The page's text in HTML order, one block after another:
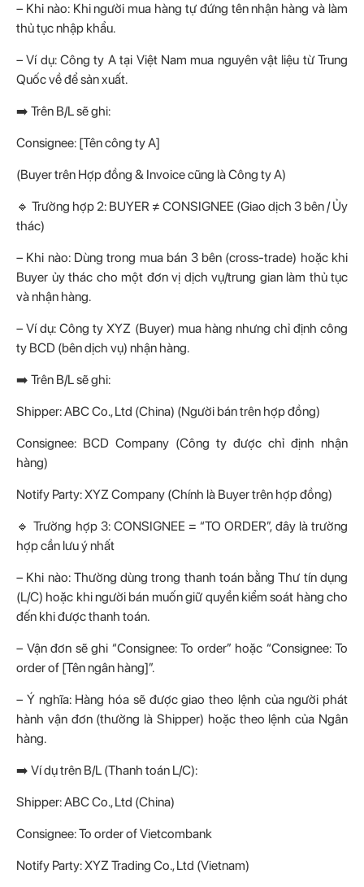
– Khi nào: Khi người mua hàng tự đứng tên nhận hàng và làm
thủ tục nhập khẩu.
– Ví dụ: Công ty A tại Việt Nam mua nguyên vật liệu từ Trung
Quốc về để sản xuất.
➡️ Trên B/L sẽ ghi:
Consignee: [Tên công ty A]
(Buyer trên Hợp đồng & Invoice cũng là Công ty A)
🔹 Trường hợp 2: BUYER ≠ CONSIGNEE (Giao dịch 3 bên / Ủy
thác)
– Khi nào: Dùng trong mua bán 3 bên (cross-trade) hoặc khi
Buyer ủy thác cho một đơn vị dịch vụ/trung gian làm thủ tục
và nhận hàng.
– Ví dụ: Công ty XYZ (Buyer) mua hàng nhưng chỉ định công
ty BCD (bên dịch vụ) nhận hàng.
➡️ Trên B/L sẽ ghi:
Shipper: ABC Co., Ltd (China) (Người bán trên hợp đồng)
Consignee: BCD Company (Công ty được chỉ định nhận
hàng)
Notify Party: XYZ Company (Chính là Buyer trên hợp đồng)
🔹 Trường hợp 3: CONSIGNEE = “TO ORDER”, đây là trường
hợp cần lưu ý nhất
– Khi nào: Thường dùng trong thanh toán bằng Thư tín dụng
(L/C) hoặc khi người bán muốn giữ quyền kiểm soát hàng cho
đến khi được thanh toán.
– Vận đơn sẽ ghi “Consignee: To order” hoặc “Consignee: To
order of [Tên ngân hàng]”.
– Ý nghĩa: Hàng hóa sẽ được giao theo lệnh của người phát
hành vận đơn (thường là Shipper) hoặc theo lệnh của Ngân
hàng.
➡️ Ví dụ trên B/L (Thanh toán L/C):
Shipper: ABC Co., Ltd (China)
Consignee: To order of Vietcombank
Notify Party: XYZ Trading Co., Ltd (Vietnam)